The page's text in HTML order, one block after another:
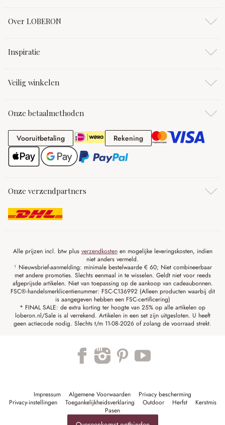
Over LOBERON
Inspiratie
Veilig winkelen
Onze betaalmethoden
VooruitbetalingVooruitbetaling RekeningRekening
Onze verzendpartners
Alle prijzen incl. btw plus verzendkostenen mogelijke leveringskosten, indien
niet anders vermeld.
¹ Nieuwsbrief-aanmelding: minimale bestelwaarde € 60; Niet combineerbaar
met andere promoties. Slechts eenmaal in te wisselen. Geldt niet voor reeds
afgeprijsde artikelen. Niet van toepassing op de aankoop van cadeaubonnen.
FSC®-handelsmerklicentienummer: FSC-C136992 (Alleen producten waarbij dit
is aangegeven hebben een FSC-certificering)
* FINAL SALE: de extra korting ter hoogte van 25% op alle artikelen op
loberon.nl/Sale is al verrekend. Artikelen in een set zijn uitgesloten. U heeft
geen actiecode nodig. Slechts t/m 11-08-2026 of zolang de voorraad strekt.
Impressum Algemene Voorwaarden
Privacy bescherming
Privacy-instellingen
Toegankelijkheidsverklaring Outdoor Herfst
Kerstmis
Pasen